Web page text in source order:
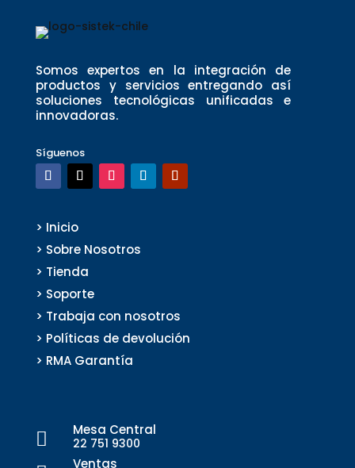
Somos expertos en la integración de
productos y servicios entregando así
soluciones tecnológicas unificadas e
innovadoras.
Síguenos
> Inicio
> Sobre Nosotros
> Tienda
> Soporte
> Trabaja con nosotros
> Políticas de devolución
> RMA Garantía
 Mesa Central
22 751 9300
Ventas